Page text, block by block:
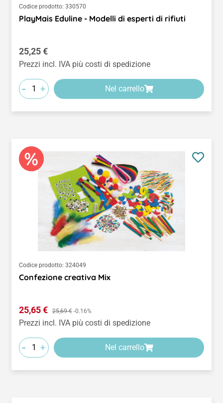
Codice prodotto: 330570
PlayMais Eduline - Modelli di esperti di rifiuti
Prezzo normale:
25,25 €
Prezzi incl. IVA più costi di spedizione
- + Nel carrello
Codice prodotto: 324049
Confezione creativa Mix
Prezzo di vendita:
25,65 € Prezzo normale:
25,69 € -0.16%
Prezzi incl. IVA più costi di spedizione
- + Nel carrello